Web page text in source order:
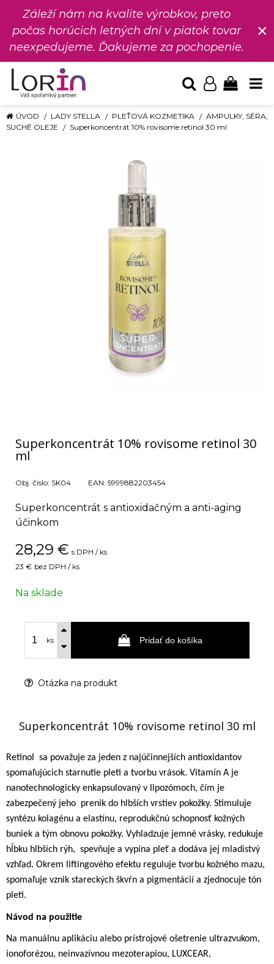
Záleží nám na kvalite výrobkov, preto
počas horúcich letných dní v piatok tovar
neexpedujeme. Ďakujeme za pochopenie.
×
ÚVOD LADY STELLA PLEŤOVÁ KOZMETIKA
AMPULKY, SÉRA,
SUCHÉ OLEJE
Superkoncentrát 10% rovisome retinol 30 ml
Superkoncentrát 10% rovisome retinol 30
ml
Obj. čislo: SK04 EAN: 5999882203454
Superkoncentrát s antioxidačným a anti-aging
účinkom
28,29 € s DPH / ks
23 € bez DPH / ks
Na sklade
ks Pridať do košíka
Otázka na produkt
Superkoncentrát 10% rovisome retinol 30 ml
Retinol
sa považuje za jeden z najúčinnejších antioxidantov
spomaľujúcich starnutie pleti a tvorbu vrások. Vitamín A je
nanotechnologicky enkapsulovaný v lipozómoch, čím je
zabezpečený jeho prenik do hlbších vrstiev pokožky. Stimuluje
syntézu kolagénu a elastínu, reprodukčnú schopnosť kožných
buniek a tým obnovu pokožky. Vyhladzuje jemné vrásky, redukuje
hĺbku hlbších rýh, spevňuje a vypína pleť a dodáva jej mladistvý
vzhľad. Okrem liftingového efektu reguluje tvorbu kožného mazu,
spomaľuje vznik stareckých škvŕn a pigmentácií a zjednocuje tón
pleti.
Návod na použitie
Na manuálnu aplikáciu alebo prístrojové ošetrenie ultrazvukom,
ionoforézou, neinvazívnou mezoterapiou, LUXCEAR,